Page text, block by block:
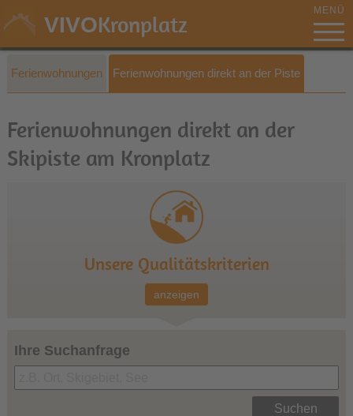
VIVOKronplatz MENÜ
Ferienwohnungen Ferienwohnungen direkt an der Piste
Ferienwohnungen direkt an der
Skipiste am Kronplatz
Unsere Qualitätskriterien
anzeigen
Ihre Suchanfrage
Suchen